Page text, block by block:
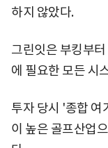
하지 않았다.
그린잇은 부킹부
에 필요한 모든 시
투자 당시 '종합 여
이 높은 골프산업